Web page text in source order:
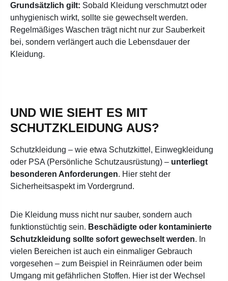
Grundsätzlich gilt: Sobald Kleidung verschmutzt oder
unhygienisch wirkt, sollte sie gewechselt werden.
Regelmäßiges Waschen trägt nicht nur zur Sauberkeit
bei, sondern verlängert auch die Lebensdauer der
Kleidung.
UND WIE SIEHT ES MIT
SCHUTZKLEIDUNG AUS?
Schutzkleidung – wie etwa Schutzkittel, Einwegkleidung
oder PSA (Persönliche Schutzausrüstung) – unterliegt
besonderen Anforderungen. Hier steht der
Sicherheitsaspekt im Vordergrund.
Die Kleidung muss nicht nur sauber, sondern auch
funktionstüchtig sein. Beschädigte oder kontaminierte
Schutzkleidung sollte sofort gewechselt werden. In
vielen Bereichen ist auch ein einmaliger Gebrauch
vorgesehen – zum Beispiel in Reinräumen oder beim
Umgang mit gefährlichen Stoffen. Hier ist der Wechsel